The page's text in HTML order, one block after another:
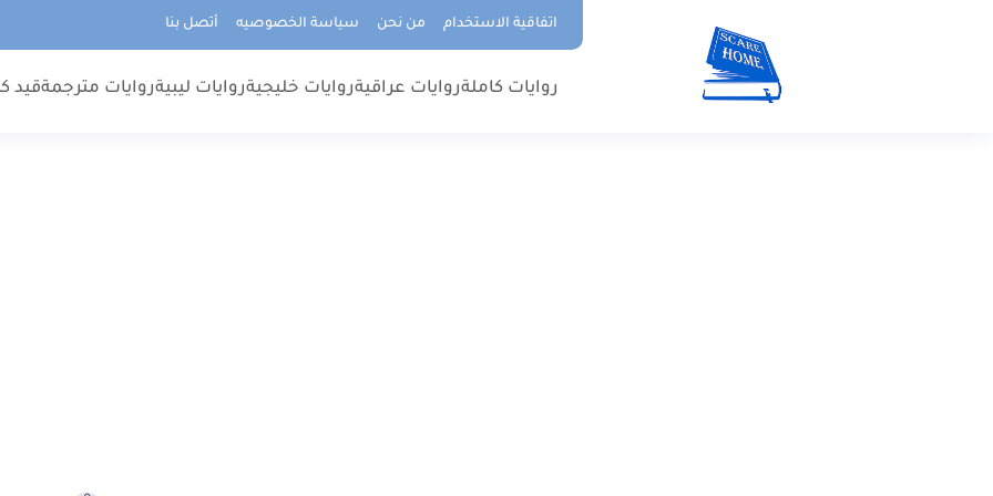
اتفاقية الاستخدام من نحن سياسة الخصوصيه أتصل بنا
روايات كاملةروايات عراقيةروايات خليجيةروايات ليبيةروايات مترجمةقيد